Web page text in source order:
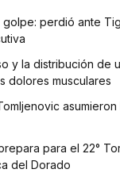
perdió ante
y la distribución de
dolores musculares
para el 22°
del Dorado